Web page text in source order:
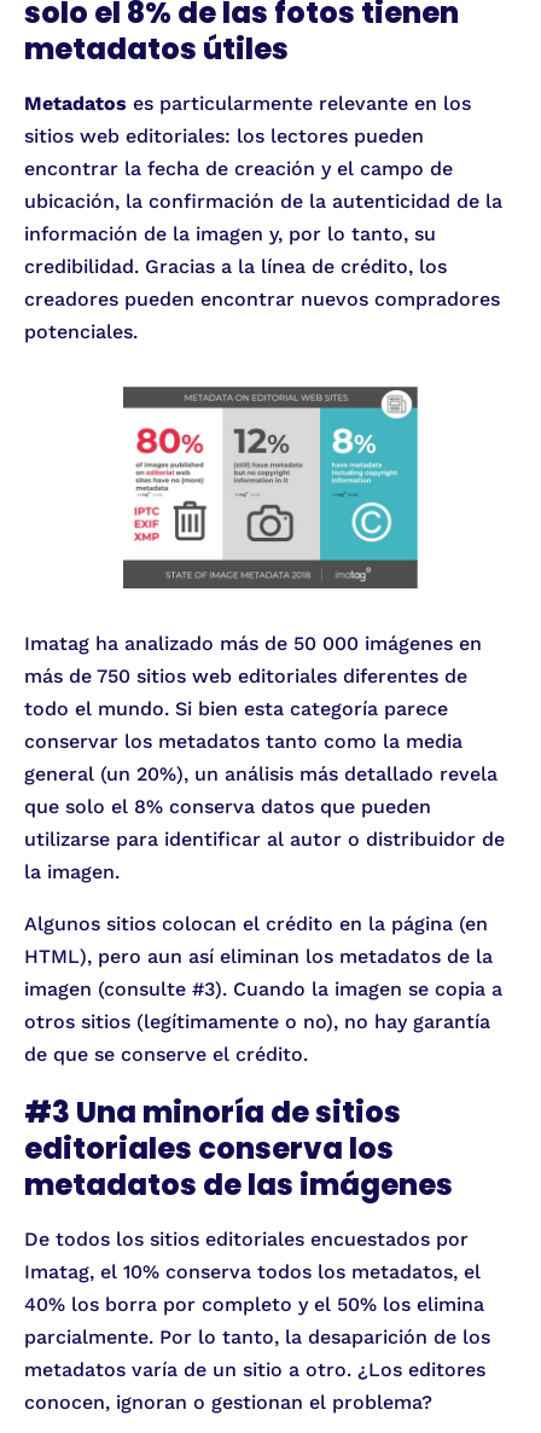
solo el 8% de las fotos tienen
metadatos útiles
Metadatos es particularmente relevante en los
sitios web editoriales: los lectores pueden
encontrar la fecha de creación y el campo de
ubicación, la confirmación de la autenticidad de la
información de la imagen y, por lo tanto, su
credibilidad. Gracias a la línea de crédito, los
creadores pueden encontrar nuevos compradores
potenciales.
Imatag ha analizado más de 50 000 imágenes en
más de 750 sitios web editoriales diferentes de
todo el mundo. Si bien esta categoría parece
conservar los metadatos tanto como la media
general (un 20%), un análisis más detallado revela
que solo el 8% conserva datos que pueden
utilizarse para identificar al autor o distribuidor de
la imagen.
Algunos sitios colocan el crédito en la página (en
HTML), pero aun así eliminan los metadatos de la
imagen (consulte #3). Cuando la imagen se copia a
otros sitios (legítimamente o no), no hay garantía
de que se conserve el crédito.
#3 Una minoría de sitios
editoriales conserva los
metadatos de las imágenes
De todos los sitios editoriales encuestados por
Imatag, el 10% conserva todos los metadatos, el
40% los borra por completo y el 50% los elimina
parcialmente. Por lo tanto, la desaparición de los
metadatos varía de un sitio a otro. ¿Los editores
conocen, ignoran o gestionan el problema?